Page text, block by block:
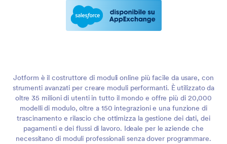
Jotform è il costruttore di moduli online più facile da usare, con
strumenti avanzati per creare moduli performanti. È utilizzato da
oltre 35 milioni di utenti in tutto il mondo e offre più di 20,000
modelli di modulo, oltre a 150 integrazioni e una funzione di
trascinamento e rilascio che ottimizza la gestione dei dati, dei
pagamenti e dei flussi di lavoro. Ideale per le aziende che
necessitano di moduli professionali senza dover programmare.